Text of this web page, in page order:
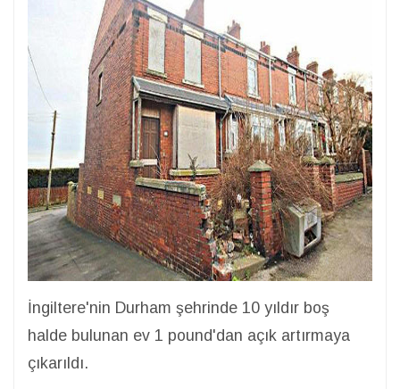
İngiltere'nin Durham şehrinde 10 yıldır boş
halde bulunan ev 1 pound'dan açık artırmaya
çıkarıldı.